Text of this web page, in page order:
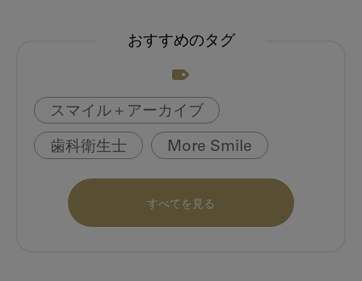
おすすめのタグ
スマイル＋アーカイブ
歯科衛生士 More Smile
お悩み相談室 動画 書籍
book
すべてを見る